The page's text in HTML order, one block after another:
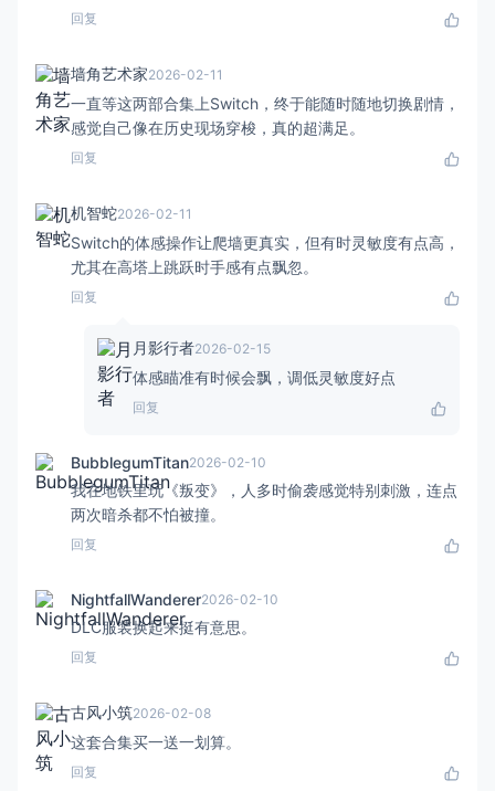
回复
墙角艺术家2026-02-11
一直等这两部合集上Switch，终于能随时随地切换剧情，
感觉自己像在历史现场穿梭，真的超满足。
回复
机智蛇2026-02-11
Switch的体感操作让爬墙更真实，但有时灵敏度有点高，
尤其在高塔上跳跃时手感有点飘忽。
回复
月影行者2026-02-15
体感瞄准有时候会飘，调低灵敏度好点
回复
BubblegumTitan2026-02-10
我在地铁里玩《叛变》，人多时偷袭感觉特别刺激，连点
两次暗杀都不怕被撞。
回复
NightfallWanderer2026-02-10
DLC服装换起来挺有意思。
回复
古风小筑2026-02-08
这套合集买一送一划算。
回复